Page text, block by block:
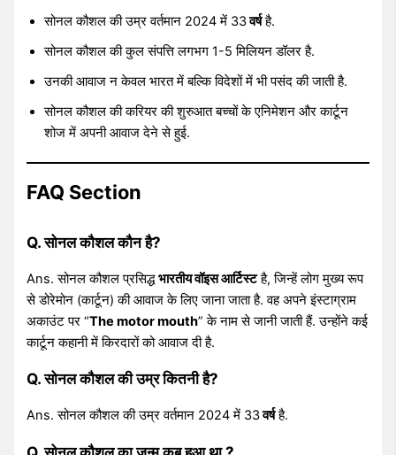
सोनल कौशल की उम्र वर्तमान 2024 में 33वर्षहै.
सोनल कौशल की कुल संपत्ति लगभग 1-5 मिलियन डॉलर है.
उनकी आवाज न केवल भारत में बल्कि विदेशों में भी पसंद की जाती है.
सोनल कौशल की करियर की शुरुआत बच्चों के एनिमेशन और कार्टून
शोज में अपनी आवाज देने से हुई.
FAQ Section
Q. सोनल कौशल कौन है?
Ans. सोनल कौशल प्रसिद्धभारतीय वॉइस आर्टिस्टहै, जिन्हें लोग मुख्य रूप
से डोरेमोन (कार्टून) की आवाज के लिए जाना जाता है. वह अपने इंस्टाग्राम
अकाउंट पर “The motor mouth” के नाम से जानी जाती हैं. उन्होंने कई
कार्टून कहानी में किरदारों को आवाज दी है.
Q. सोनल कौशल की उम्र कितनी है?
Ans. सोनल कौशल की उम्र वर्तमान 2024 में 33वर्षहै.